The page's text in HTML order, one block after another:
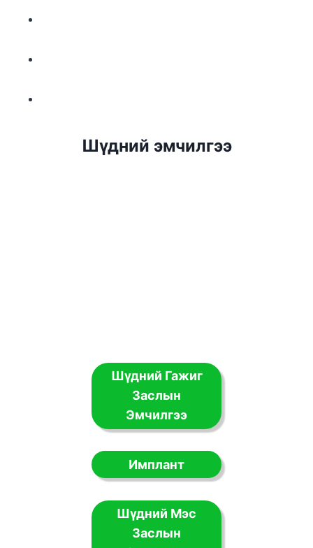
Шүдний эмчилгээ
Шүдний Гажиг
Заслын
Эмчилгээ
Имплант
Шүдний Мэс
Заслын